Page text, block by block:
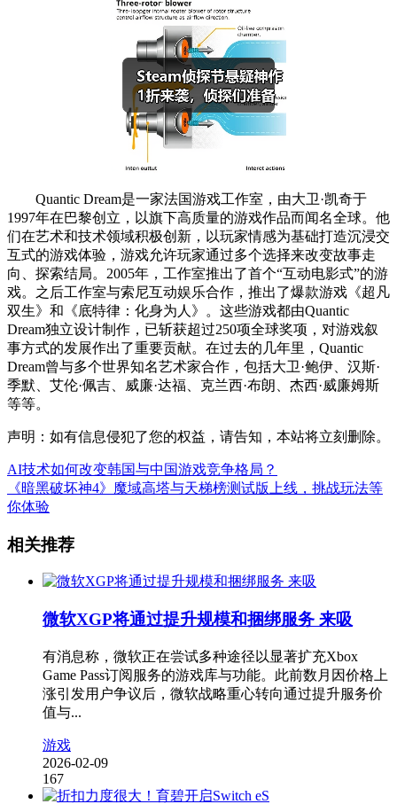
Quantic Dream是一家法国游戏工作室，由大卫·凯奇于
1997年在巴黎创立，以旗下高质量的游戏作品而闻名全球。他
们在艺术和技术领域积极创新，以玩家情感为基础打造沉浸交
互式的游戏体验，游戏允许玩家通过多个选择来改变故事走
向、探索结局。2005年，工作室推出了首个“互动电影式”的游
戏。之后工作室与索尼互动娱乐合作，推出了爆款游戏《超凡
双生》和《底特律：化身为人》。这些游戏都由Quantic
Dream独立设计制作，已斩获超过250项全球奖项，对游戏叙
事方式的发展作出了重要贡献。在过去的几年里，Quantic
Dream曾与多个世界知名艺术家合作，包括大卫·鲍伊、汉斯·
季默、艾伦·佩吉、威廉·达福、克兰西·布朗、杰西·威廉姆斯
等等。
声明：如有信息侵犯了您的权益，请告知，本站将立刻删除。
AI技术如何改变韩国与中国游戏竞争格局？
《暗黑破坏神4》魔域高塔与天梯榜测试版上线，挑战玩法等
你体验
相关推荐
微软XGP将通过提升规模和捆绑服务 来吸
有消息称，微软正在尝试多种途径以显著扩充Xbox
Game Pass订阅服务的游戏库与功能。此前数月因价格上
涨引发用户争议后，微软战略重心转向通过提升服务价
值与...
游戏
2026-02-09
167